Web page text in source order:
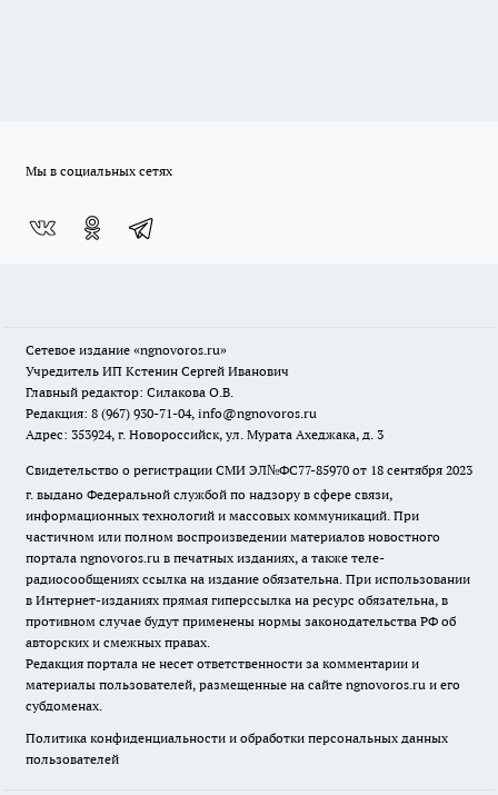
Мы в социальных сетях
Сетевое издание «ngnovoros.ru»
Учредитель ИП Кстенин Сергей Иванович
Главный редактор: Силакова О.В.
Редакция: 8 (967) 930-71-04, info@ngnovoros.ru
Адрес: 353924, г. Новороссийск, ул. Мурата Ахеджака, д. 3
Свидетельство о регистрации СМИ ЭЛ№ФС77-85970 от 18 сентября 2023
г. выдано Федеральной службой по надзору в сфере связи,
информационных технологий и массовых коммуникаций. При
частичном или полном воспроизведении материалов новостного
портала ngnovoros.ru в печатных изданиях, а также теле-
радиосообщениях ссылка на издание обязательна. При использовании
в Интернет-изданиях прямая гиперссылка на ресурс обязательна, в
противном случае будут применены нормы законодательства РФ об
авторских и смежных правах.
Редакция портала не несет ответственности за комментарии и
материалы пользователей, размещенные на сайте ngnovoros.ru и его
субдоменах.
Политика конфиденциальности и обработки персональных данных
пользователей